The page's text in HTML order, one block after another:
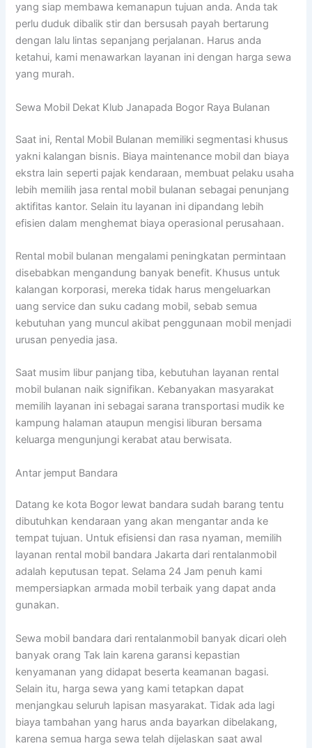
yang siap membawa kemanapun tujuan anda. Anda tak
perlu duduk dibalik stir dan bersusah payah bertarung
dengan lalu lintas sepanjang perjalanan. Harus anda
ketahui, kami menawarkan layanan ini dengan harga sewa
yang murah.
Sewa Mobil Dekat Klub Janapada Bogor Raya Bulanan
Saat ini, Rental Mobil Bulanan memiliki segmentasi khusus
yakni kalangan bisnis. Biaya maintenance mobil dan biaya
ekstra lain seperti pajak kendaraan, membuat pelaku usaha
lebih memilih jasa rental mobil bulanan sebagai penunjang
aktifitas kantor. Selain itu layanan ini dipandang lebih
efisien dalam menghemat biaya operasional perusahaan.
Rental mobil bulanan mengalami peningkatan permintaan
disebabkan mengandung banyak benefit. Khusus untuk
kalangan korporasi, mereka tidak harus mengeluarkan
uang service dan suku cadang mobil, sebab semua
kebutuhan yang muncul akibat penggunaan mobil menjadi
urusan penyedia jasa.
Saat musim libur panjang tiba, kebutuhan layanan rental
mobil bulanan naik signifikan. Kebanyakan masyarakat
memilih layanan ini sebagai sarana transportasi mudik ke
kampung halaman ataupun mengisi liburan bersama
keluarga mengunjungi kerabat atau berwisata.
Antar jemput Bandara
Datang ke kota Bogor lewat bandara sudah barang tentu
dibutuhkan kendaraan yang akan mengantar anda ke
tempat tujuan. Untuk efisiensi dan rasa nyaman, memilih
layanan rental mobil bandara Jakarta dari rentalanmobil
adalah keputusan tepat. Selama 24 Jam penuh kami
mempersiapkan armada mobil terbaik yang dapat anda
gunakan.
Sewa mobil bandara dari rentalanmobil banyak dicari oleh
banyak orang Tak lain karena garansi kepastian
kenyamanan yang didapat beserta keamanan bagasi.
Selain itu, harga sewa yang kami tetapkan dapat
menjangkau seluruh lapisan masyarakat. Tidak ada lagi
biaya tambahan yang harus anda bayarkan dibelakang,
karena semua harga sewa telah dijelaskan saat awal